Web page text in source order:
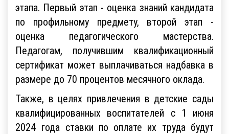
этапа. Первый этап - оценка знаний кандидата
по профильному предмету, второй этап -
оценка педагогического мастерства.
Педагогам, получившим квалификационный
сертификат может выплачиваться надбавка в
размере до 70 процентов месячного оклада.
Также, в целях привлечения в детские сады
квалифицированных воспитателей с 1 июня
2024 года ставки по оплате их труда будут